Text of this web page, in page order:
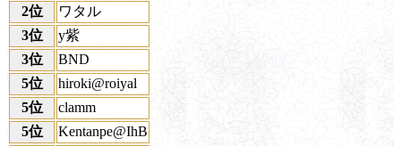
2位
ワタル
3位
y紫
3位
BND
5位
hiroki@roiyal
5位
clamm
5位
Kentanpe@IhB